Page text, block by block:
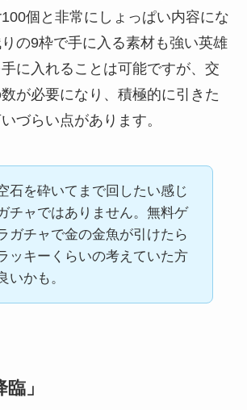
個と非常にしょっぱい内容にな
の9枠で手に入る素材も強い英雄
に入れることは可能ですが、交
が必要になり、積極的に引きた
づらい点があります。
石を砕いてまで回したい感じ
チャではありません。無料ゲ
ガチャで金の金魚が引けたら
ッキーくらいの考えていた方
いかも。
」